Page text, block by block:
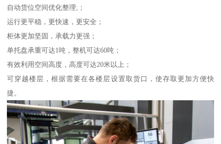
自动货位空间优化整理;；
运行更平稳，更快速，更安全；
柜体更加坚固，承载力更强；
单托盘承重可达1吨，整机可达60吨；
有效利用空间高度，高度可达20米以上；
可穿越楼层，根据需要在各楼层设置取货口，使存取更加方便快
捷。